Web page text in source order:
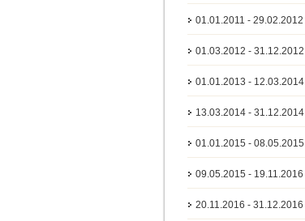
01.01.2011 - 29.02.2012
01.03.2012 - 31.12.2012
01.01.2013 - 12.03.2014
13.03.2014 - 31.12.2014
01.01.2015 - 08.05.2015
09.05.2015 - 19.11.2016
20.11.2016 - 31.12.2016